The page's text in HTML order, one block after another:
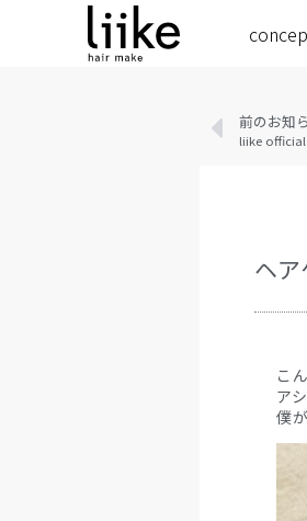
前のお知
liike official
ヘ
こ
ア
僕